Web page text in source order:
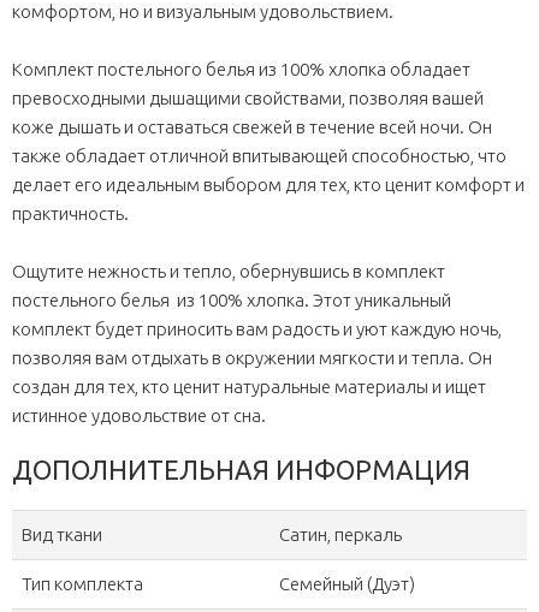
комфортом, но и визуальным удовольствием.
Комплект постельного белья из 100% хлопка обладает
превосходными дышащими свойствами, позволяя вашей
коже дышать и оставаться свежей в течение всей ночи. Он
также обладает отличной впитывающей способностью, что
делает его идеальным выбором для тех, кто ценит комфорт и
практичность.
Ощутите нежность и тепло, обернувшись в комплект
постельного белья из 100% хлопка. Этот уникальный
комплект будет приносить вам радость и уют каждую ночь,
позволяя вам отдыхать в окружении мягкости и тепла. Он
создан для тех, кто ценит натуральные материалы и ищет
истинное удовольствие от сна.
ДОПОЛНИТЕЛЬНАЯ ИНФОРМАЦИЯ
Вид ткани Сатин, перкаль
Тип комплекта Семейный (Дуэт)